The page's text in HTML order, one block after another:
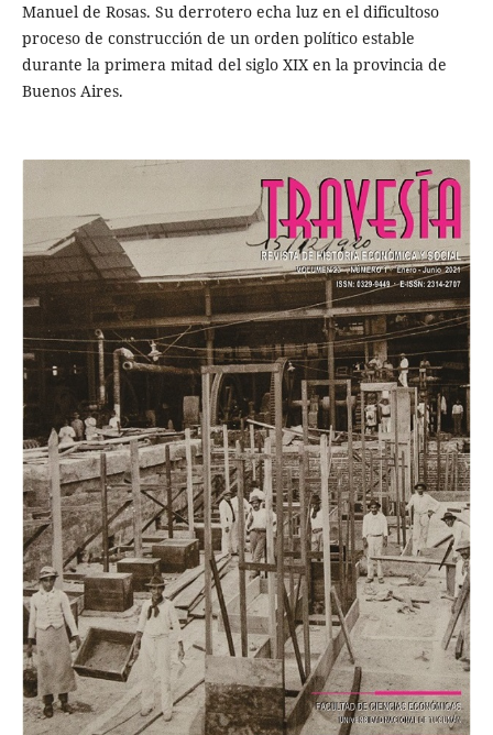
Manuel de Rosas. Su derrotero echa luz en el dificultoso
proceso de construcción de un orden político estable
durante la primera mitad del siglo XIX en la provincia de
Buenos Aires.